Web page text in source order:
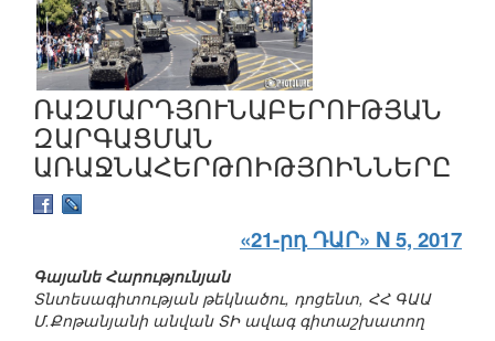
ՌԱԶՄԱՐԴՅՈՒՆԱԲԵՐՈՒԹՅԱՆ
ԶԱՐԳԱՑՄԱՆ
ԱՌԱՋՆԱՀԵՐԹՈԻԹՅՈԻՆՆԵՐԸ
«21-րդ ԴԱՐ» N 5, 2017
Գայանե Հարությունյան
Տնտեսագիտության թեկնածու, դոցենտ, ՀՀ ԳԱԱ
Մ.Քոթանյանի անվան ՏԻ ավագ գիտաշխատող